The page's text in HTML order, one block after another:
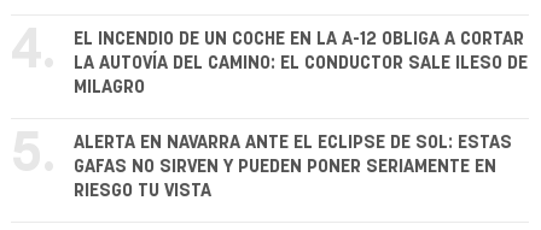
4.
EL INCENDIO DE UN COCHE EN LA A-12 OBLIGA A CORTAR
LA AUTOVÍA DEL CAMINO: EL CONDUCTOR SALE ILESO DE
MILAGRO
5.
ALERTA EN NAVARRA ANTE EL ECLIPSE DE SOL: ESTAS
GAFAS NO SIRVEN Y PUEDEN PONER SERIAMENTE EN
RIESGO TU VISTA